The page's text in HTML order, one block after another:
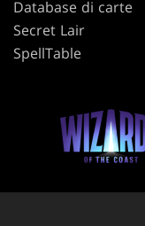
Database di carte
Secret Lair
SpellTable